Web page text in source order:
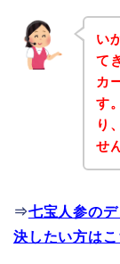
い
て
カ
す
り
せ
⇒七宝人参の
決したい方はこ